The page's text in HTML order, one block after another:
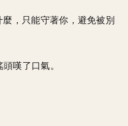
，只能守著你，避免被別
頭嘆了口氣。